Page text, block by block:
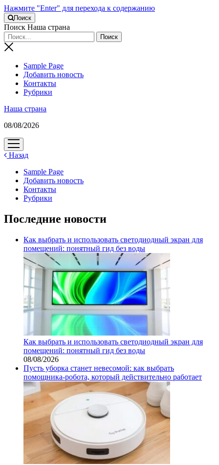
Нажмите "Enter" для перехода к содержанию
Поиск
Поиск Наша страна
Sample Page
Добавить новость
Контакты
Рубрики
Наша страна
08/08/2026
открыть
меню
Назад
Sample Page
Добавить новость
Контакты
Рубрики
Последние новости
Как выбрать и использовать светодиодный экран для
помещений: понятный гид без воды
Как выбрать и использовать светодиодный экран для
помещений: понятный гид без воды
08/08/2026
Пусть уборка станет невесомой: как выбрать
помощника‑робота, который действительно работает